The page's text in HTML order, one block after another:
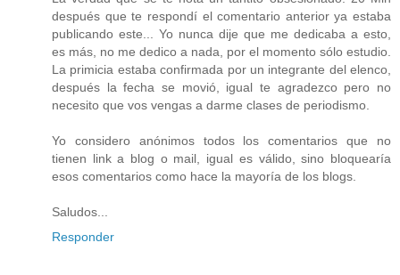
después que te respondí el comentario anterior ya estaba
publicando este... Yo nunca dije que me dedicaba a esto,
es más, no me dedico a nada, por el momento sólo estudio.
La primicia estaba confirmada por un integrante del elenco,
después la fecha se movió, igual te agradezco pero no
necesito que vos vengas a darme clases de periodismo.
Yo considero anónimos todos los comentarios que no
tienen link a blog o mail, igual es válido, sino bloquearía
esos comentarios como hace la mayoría de los blogs.
Saludos...
Responder